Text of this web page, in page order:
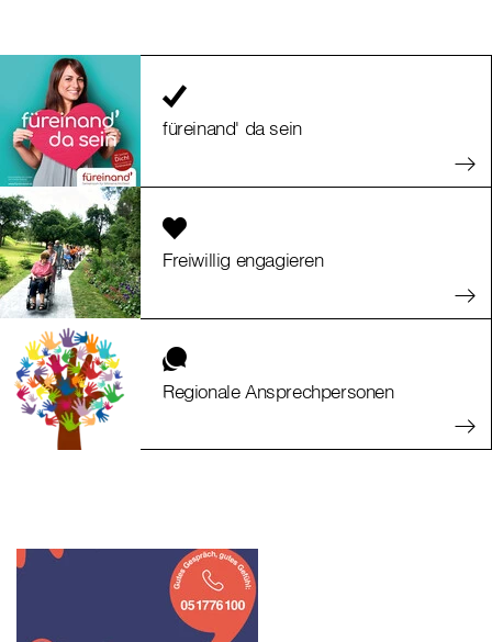
füreinand' da sein
Freiwillig engagieren
Regionale Ansprechpersonen